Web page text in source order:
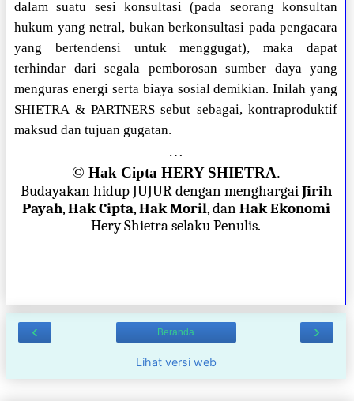
dalam suatu sesi konsultasi (pada seorang konsultan
hukum yang netral, bukan berkonsultasi pada pengacara
yang bertendensi untuk menggugat), maka dapat
terhindar dari segala pemborosan sumber daya yang
menguras energi serta biaya sosial demikian. Inilah yang
SHIETRA & PARTNERS sebut sebagai, kontraproduktif
maksud dan tujuan gugatan.
…
© Hak Cipta HERY SHIETRA.
Budayakan hidup JUJUR dengan menghargaiJirih
Payah,Hak Cipta,Hak Moril, danHak Ekonomi
Hery Shietra selaku Penulis.
‹ ›
Beranda
Lihat versi web